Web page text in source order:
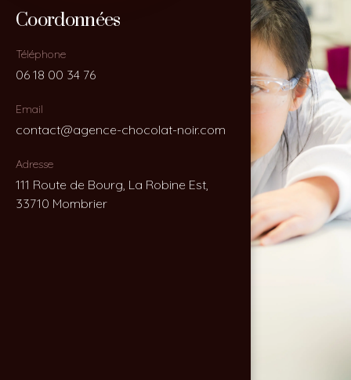
Coordonnées
Téléphone
06 18 00 34 76
Email
contact@agence-chocolat-noir.com
Adresse
111 Route de Bourg, La Robine Est,
33710 Mombrier
Coordonnées
Téléphone
06 18 00 34 76
Email
contact@agence-chocolat-noir.com
Adresse
111 Route de Bourg, La Robine Est,
33710 Mombrier